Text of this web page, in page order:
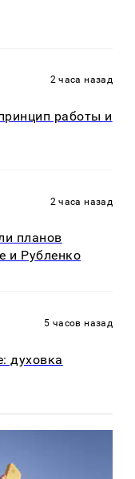
2 часа назад
работы и
2 часа назад
планов
и Рубленко
5 часов назад
духовка